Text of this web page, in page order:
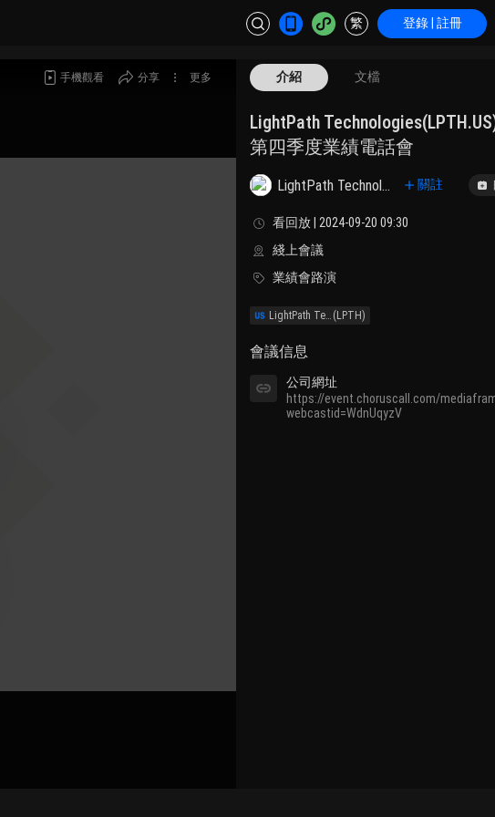
繁 登錄 | 註冊
手機觀看 分享 更多 介紹 文檔
LightPath
第四季度業績電話會
LightPath Technologies, Inc. 關註
看回放 | 2024-09-20 09:30
綫上會議
業績會路演
LightPath Technologies, Inc. (LPTH)
會議信息
公司網址
https://event.choruscall.com/
webcastid=WdnUqyzV